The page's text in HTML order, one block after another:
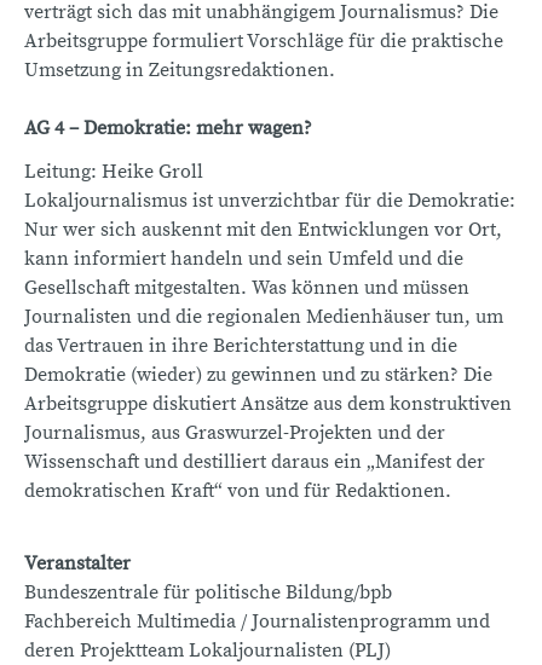
verträgt sich das mit unabhängigem Journalismus? Die
Arbeitsgruppe formuliert Vorschläge für die praktische
Umsetzung in Zeitungsredaktionen.
AG 4 – Demokratie: mehr wagen?
Leitung: Heike Groll
Lokaljournalismus ist unverzichtbar für die Demokratie:
Nur wer sich auskennt mit den Entwicklungen vor Ort,
kann informiert handeln und sein Umfeld und die
Gesellschaft mitgestalten. Was können und müssen
Journalisten und die regionalen Medienhäuser tun, um
das Vertrauen in ihre Berichterstattung und in die
Demokratie (wieder) zu gewinnen und zu stärken? Die
Arbeitsgruppe diskutiert Ansätze aus dem konstruktiven
Journalismus, aus Graswurzel-Projekten und der
Wissenschaft und destilliert daraus ein „Manifest der
demokratischen Kraft“ von und für Redaktionen.
Veranstalter
Bundeszentrale für politische Bildung/bpb
Fachbereich Multimedia / Journalistenprogramm und
deren Projektteam Lokaljournalisten (PLJ)